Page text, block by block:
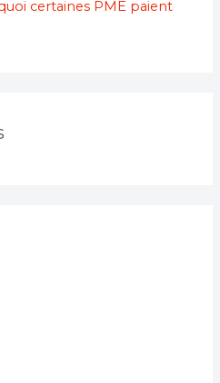
certaines PME paient